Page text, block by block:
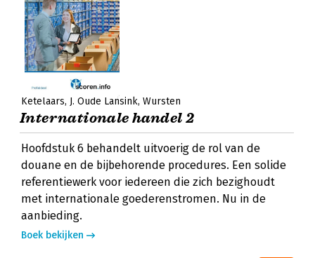
Ketelaars J. Oude Lansink Wursten
Internationale handel 2
Hoofdstuk 6 behandelt uitvoerig de rol van de
douane en de bijbehorende procedures. Een solide
referentiewerk voor iedereen die zich bezighoudt
met internationale goederenstromen. Nu in de
aanbieding.
Boek bekijken